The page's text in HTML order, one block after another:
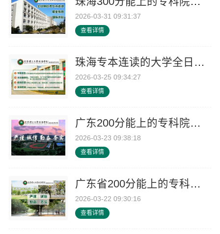
2026-03-31 09:31:37
查看详情
珠海专本连读的大学全日制-北京理工大学珠海学院继教院
2026-03-25 09:34:27
查看详情
广东200分能上的专科院校不用考试-北京理工大学珠海学院继教院
2026-03-23 09:38:18
查看详情
广东省200分能上的专科院校专业介绍-北京理工大学珠海学院继续教育学院
2026-03-22 09:30:16
查看详情